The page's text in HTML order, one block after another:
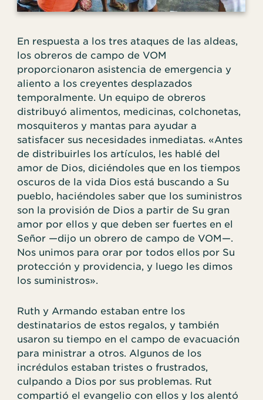
En respuesta a los tres ataques de las aldeas,
los obreros de campo de VOM
proporcionaron asistencia de emergencia y
aliento a los creyentes desplazados
temporalmente. Un equipo de obreros
distribuyó alimentos, medicinas, colchonetas,
mosquiteros y mantas para ayudar a
satisfacer sus necesidades inmediatas. «Antes
de distribuirles los artículos, les hablé del
amor de Dios, diciéndoles que en los tiempos
oscuros de la vida Dios está buscando a Su
pueblo, haciéndoles saber que los suministros
son la provisión de Dios a partir de Su gran
amor por ellos y que deben ser fuertes en el
Señor —dijo un obrero de campo de VOM—.
Nos unimos para orar por todos ellos por Su
protección y providencia, y luego les dimos
los suministros».
Ruth y Armando estaban entre los
destinatarios de estos regalos, y también
usaron su tiempo en el campo de evacuación
para ministrar a otros. Algunos de los
incrédulos estaban tristes o frustrados,
culpando a Dios por sus problemas. Rut
compartió el evangelio con ellos y los alentó